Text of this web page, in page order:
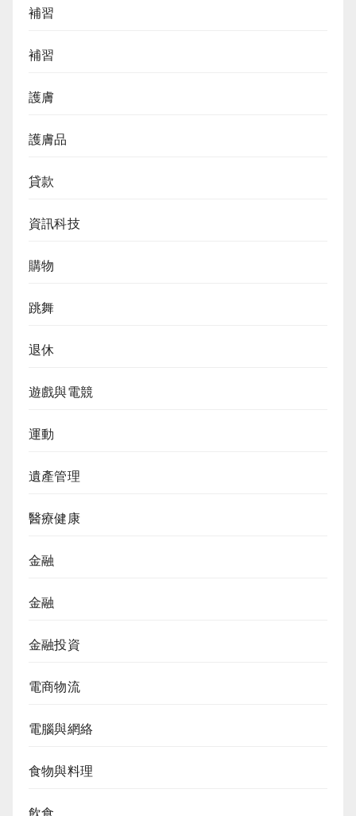
補習
補習
護膚
護膚品
貸款
資訊科技
購物
跳舞
退休
遊戲與電競
運動
遺產管理
醫療健康
金融
金融
金融投資
電商物流
電腦與網絡
食物與料理
飲食